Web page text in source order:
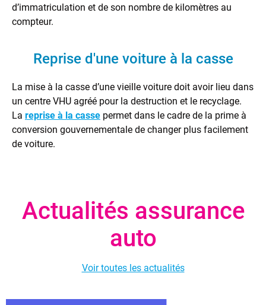
d’immatriculation et de son nombre de kilomètres au
compteur.
Reprise d'une voiture à la casse
La mise à la casse d’une vieille voiture doit avoir lieu dans
un centre VHU agréé pour la destruction et le recyclage.
La reprise à la casse permet dans le cadre de la prime à
conversion gouvernementale de changer plus facilement
de voiture.
Actualités assurance
auto
Voir toutes les actualités